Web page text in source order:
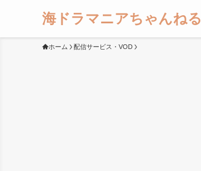
海ドラマニアちゃんねる
ホーム 配信サービス・VOD